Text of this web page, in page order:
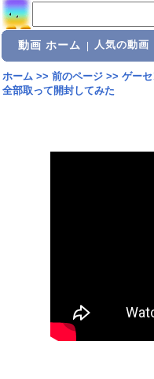
動画 ホーム 人気の動画
ホーム>> 前のページ>> ゲー
全部取って開封してみた